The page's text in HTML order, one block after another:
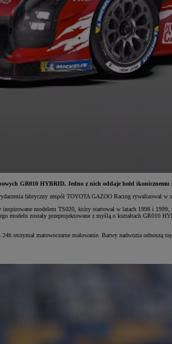
GR010 HYBRID. Jedno z nich oddaje hołd ikonicznemu
fabryczny zespół TOYOTA GAZOO Racing rywalizował w
modelem TS020, który startował w latach 1998 i
modelu zostały przeprojektowane z myślą o kształtach GR010
otrzymał matowoczarne malowanie. Barwy nadwozia odnoszą